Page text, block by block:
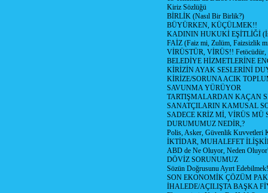
Kiriz Sözlüğü
BİRLİK (Nasıl Bir Birlik?)
BÜYÜRKEN, KÜÇÜLMEK!!
KADININ HUKUKİ EŞİTLİĞİ
FAİZ (Faiz mi, Zulüm, Faizsizlik
VİRÜSTÜR, VİRÜS!! Fetöcüdür,
BELEDİYE HİZMETLERİNE
KİRİZİN AYAK SESLERİNİ
KİRİZE/SORUNA ACIK
SAVUNMA YÜRÜYOR
TARTIŞMALARDAN KAÇAN
SANATÇILARIN KAMUSAL
SADECE KRİZ Mİ, VİRÜS MÜ
DURUMUMUZ NEDİR,?
Polis, Asker, Güvenlik Kuvvetleri
İKTİDAR, MUHALEFET
ABD de Ne Oluyor, Neden
DÖVİZ SORUNUMUZ
Sözün Doğrusunu Ayırt Edebilmek!
SON EKONOMİK ÇÖZÜM
İHALEDE/AÇILIŞTA BAŞKA